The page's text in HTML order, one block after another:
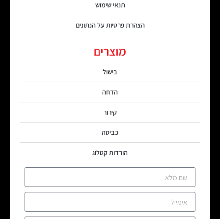
תנאי שימוש
הצהרת פרטיות על הנתונים
מוצרים
בישול
הדחה
קירור
כביסה
הורדות קטלוג